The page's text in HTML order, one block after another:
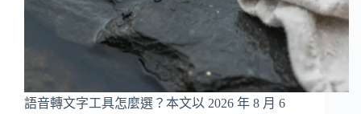
語音轉文字工具怎麼選？本文以 2026 年 8 月 6